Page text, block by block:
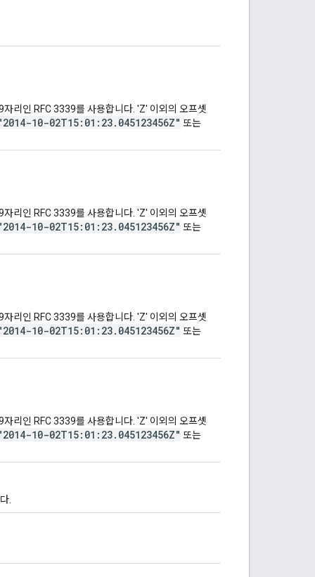
리인 RFC 3339를 사용합니다. 'Z' 이외의 오프셋
10-02T15:01:23.045123456Z" 또는
리인 RFC 3339를 사용합니다. 'Z' 이외의 오프셋
10-02T15:01:23.045123456Z" 또는
리인 RFC 3339를 사용합니다. 'Z' 이외의 오프셋
10-02T15:01:23.045123456Z" 또는
리인 RFC 3339를 사용합니다. 'Z' 이외의 오프셋
10-02T15:01:23.045123456Z" 또는
.